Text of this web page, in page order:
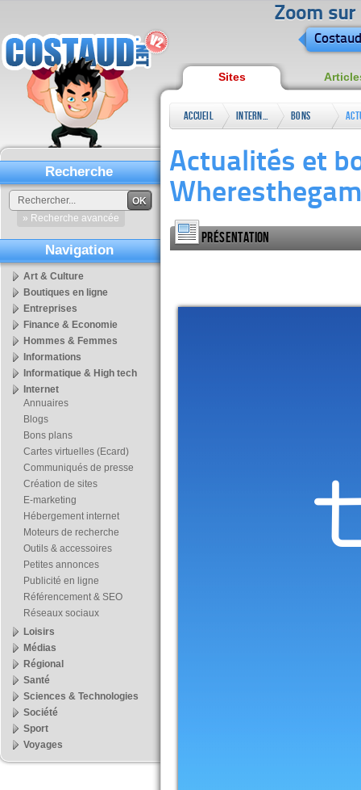
Zoom sur
Sites
Accueil Internet
Bons
Actualités et
Présentation
Recherche
OK
» Recherche avancée
Navigation
Art & Culture
Boutiques en ligne
Entreprises
Finance & Economie
Hommes & Femmes
Informations
Informatique & High tech
Internet
Annuaires
Blogs
Bons plans
Cartes virtuelles (Ecard)
Communiqués de presse
Création de sites
E-marketing
Hébergement internet
Moteurs de recherche
Outils & accessoires
Petites annonces
Publicité en ligne
Référencement & SEO
Réseaux sociaux
Loisirs
Médias
Régional
Santé
Sciences & Technologies
Société
Sport
Voyages